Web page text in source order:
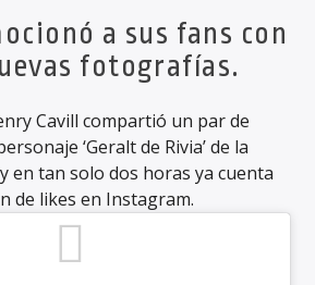
a sus fans con
fotografías.
Cavill compartió un par de
‘Geralt de Rivia’ de la
en tan solo dos horas ya cuenta
de likes en Instagram.